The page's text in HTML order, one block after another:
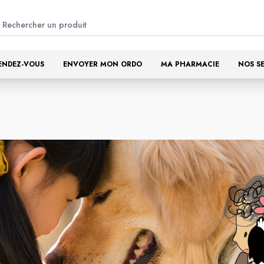
VOUS ENVOYER MON ORDO MA PHARMACIE NOS